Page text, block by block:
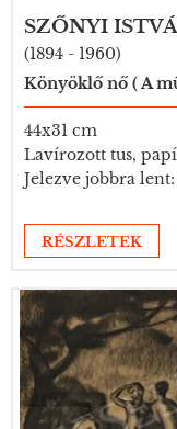
SZŐNYI
(1894 - 1960)
Könyöklő nő ( A
44x31 cm
Lavírozott tus,
Jelezve jobbra
RÉSZLETEK